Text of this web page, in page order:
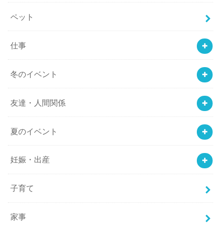
ペット
仕事
冬のイベント
友達・人間関係
夏のイベント
妊娠・出産
子育て
家事